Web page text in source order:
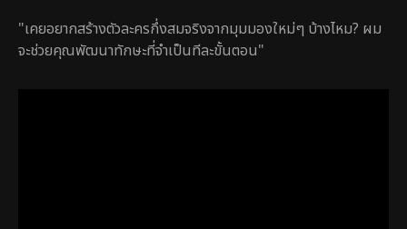
"เคยอยากสร้างตัวละครกึ่งสมจริงจากมุมมองใหม่ๆ บ้างไหม? ผม
จะช่วยคุณพัฒนาทักษะที่จำเป็นทีละขั้นตอน"